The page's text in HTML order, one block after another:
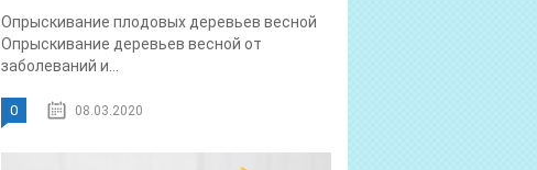
Опрыскивание плодовых деревьев весной
Опрыскивание деревьев весной от
заболеваний и...
0 08.03.2020